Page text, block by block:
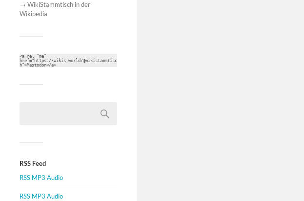
→ WikiStammtisch in der
Wikipedia
<a rel="me"
href="https://wikis.world/@wikistammtisc
h">Mastodon</a>
RSS Feed
RSS MP3 Audio
RSS MP3 Audio